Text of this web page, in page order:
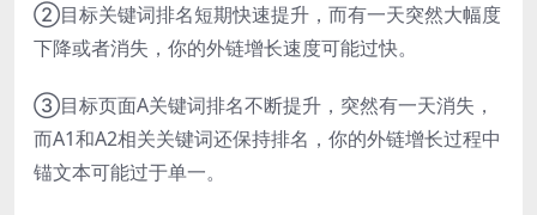
②目标关键词排名短期快速提升，而有一天突然大幅度
下降或者消失，你的外链增长速度可能过快。
③目标页面A关键词排名不断提升，突然有一天消失，
而A1和A2相关关键词还保持排名，你的外链增长过程中
锚文本可能过于单一。